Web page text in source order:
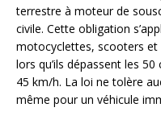
terrestre à moteur de
civile. Cette obligation
motocyclettes, scooters
lors qu’ils dépassent les
45 km/h. La loi ne tolère
même pour un véhicule